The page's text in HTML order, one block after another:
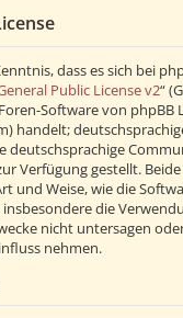
dass es sich bei
Public License v2“
Software von phpBB
handelt;
deutschsprachige
Verfügung gestellt.
und Weise, wie die
die
nicht untersagen
nehmen.